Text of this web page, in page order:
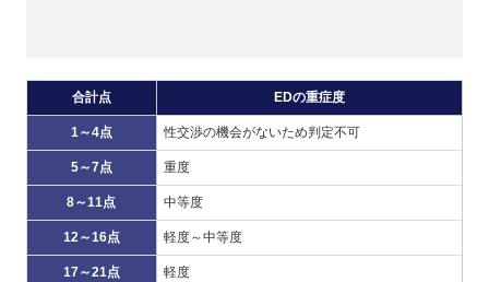
合計点 EDの重症度
1～4点 性交渉の機会がないため判定不可
5～7点 重度
8～11点 中等度
12～16点 軽度～中等度
17～21点 軽度